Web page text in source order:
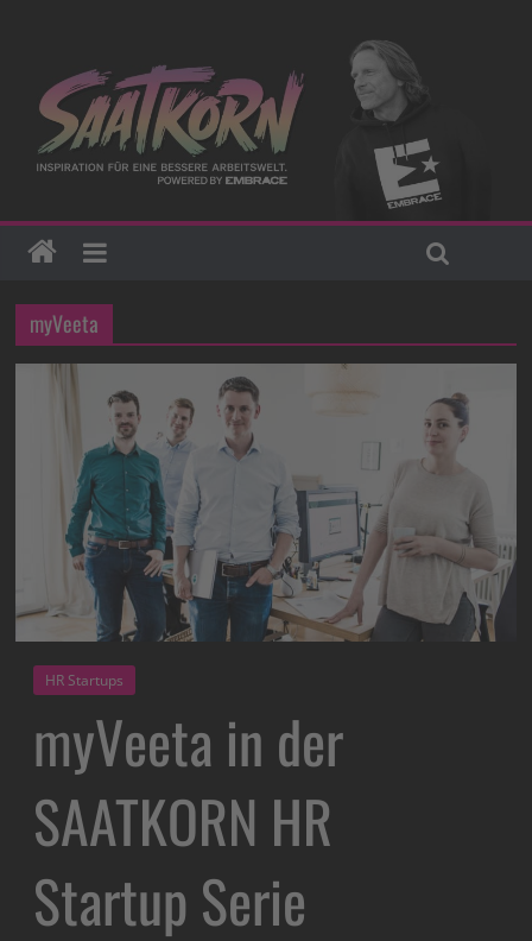
myVeeta
HR Startups
myVeeta in der
SAATKORN HR
Startup Serie